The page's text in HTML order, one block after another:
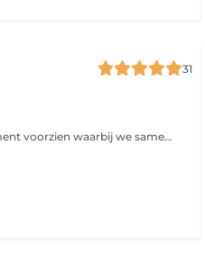
31
In deze prijs is ook een oefenmoment voorzien waarbij we samen zoeken naar de perfecte look.